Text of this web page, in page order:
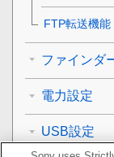
FTP転送機能
ファインダ
電力設定
USB設定